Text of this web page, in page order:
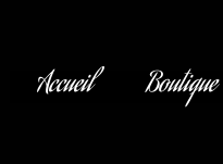
Accueil Boutique